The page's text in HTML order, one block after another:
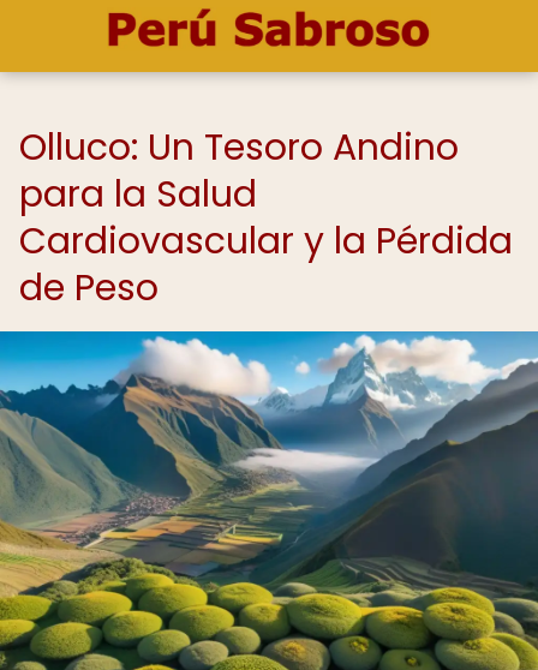
Olluco: Un Tesoro Andino
para la Salud
Cardiovascular y la Pérdida
de Peso